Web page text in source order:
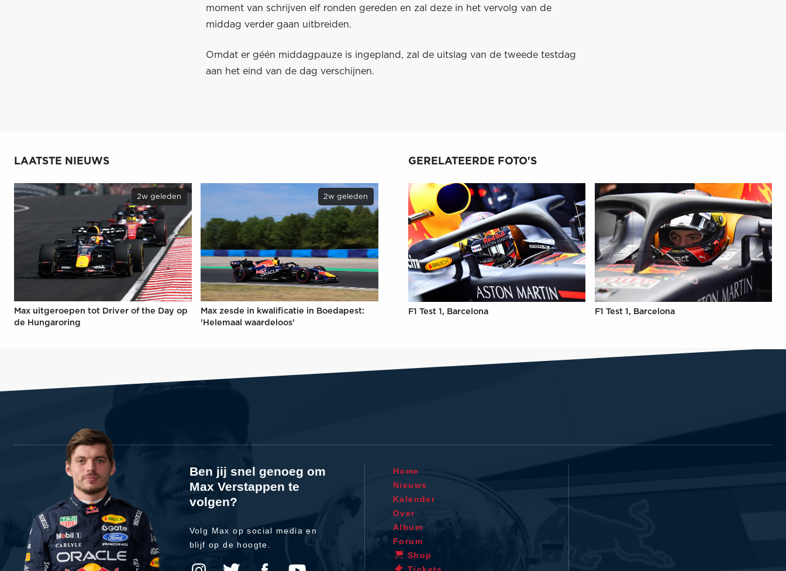
moment van schrijven elf ronden gereden en zal deze in het vervolg van de
middag verder gaan uitbreiden.
Omdat er géén middagpauze is ingepland, zal de uitslag van de tweede testdag
aan het eind van de dag verschijnen.
LAATSTE NIEUWS
2w geleden
Max uitgeroepen tot Driver of the Day op
de Hungaroring
2w geleden
Max zesde in kwalificatie in Boedapest:
'Helemaal waardeloos'
GERELATEERDE FOTO'S
F1 Test 1, Barcelona F1 Test 1, Barcelona
Ben jij snel genoeg om
Max Verstappen te
volgen?
Volg Max op social media en
blijf op de hoogte.
Home
Nieuws
Kalender
Over
Album
Forum
Shop
Tickets